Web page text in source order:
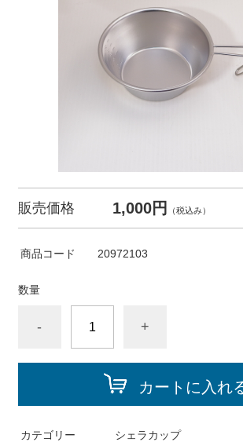
販売価格 1,000円 （税込み）
商品コード 20972103
数量
- +
カートに入れ
カテゴリー シェラカップ